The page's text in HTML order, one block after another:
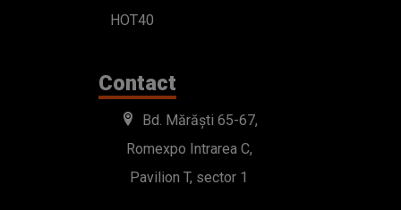
HOT40
Contact
Bd. Mărăști 65-67,
Romexpo Intrarea C,
Pavilion T, sector 1